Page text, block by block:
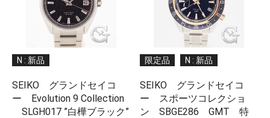
N : 新品
SEIKO グランドセイコ
ー Evolution 9 Collection
SLGH017 ”白樺ブラック”
限定品 N : 新品
SEIKO グランドセイコ
ー スポーツコレクショ
ン SBGE286 GMT 特